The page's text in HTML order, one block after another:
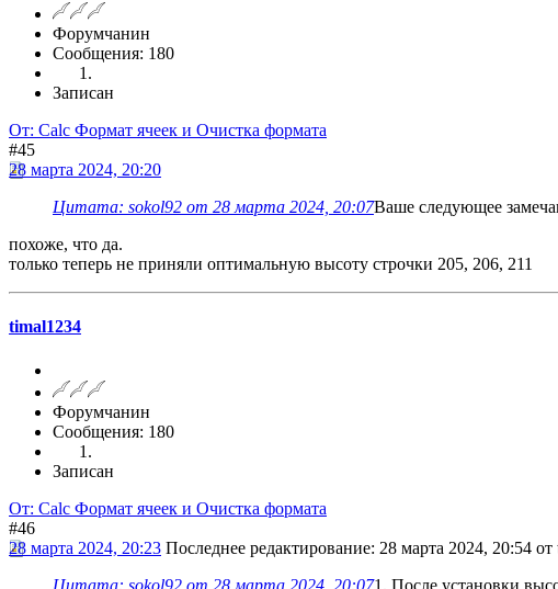
Форумчанин
Сообщения: 180
Записан
От: Calc Формат ячеек и Очистка формата
#45
28 марта 2024, 20:20
Цитата: sokol92 от 28 марта 2024, 20:07Ваше следующее
похоже, что да.
только теперь не приняли оптимальную высоту строчки 205, 206, 211
timal1234
Форумчанин
Сообщения: 180
Записан
От: Calc Формат ячеек и Очистка формата
#46
28 марта 2024, 20:23 Последнее редактирование: 28 марта 2024, 20:54
Цитата: sokol92 от 28 марта 2024, 20:071. После установки